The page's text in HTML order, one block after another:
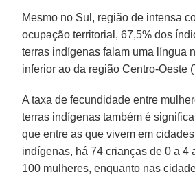
Mesmo no Sul, região de intensa
ocupação territorial, 67,5% dos
terras indígenas falam uma língua
inferior ao da região Centro-Oeste
A taxa de fecundidade entre
terras indígenas também é
que entre as que vivem em
indígenas, há 74 crianças de 0 a 4
100 mulheres, enquanto nas